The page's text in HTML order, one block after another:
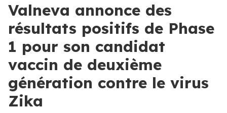
Valneva annonce des
résultats positifs de Phase
1 pour son candidat
vaccin de deuxième
génération contre le virus
Zika